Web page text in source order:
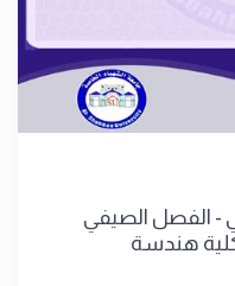
- الفصل الصيفي
الدراسي 2023 / 2024 لكلية هندسة